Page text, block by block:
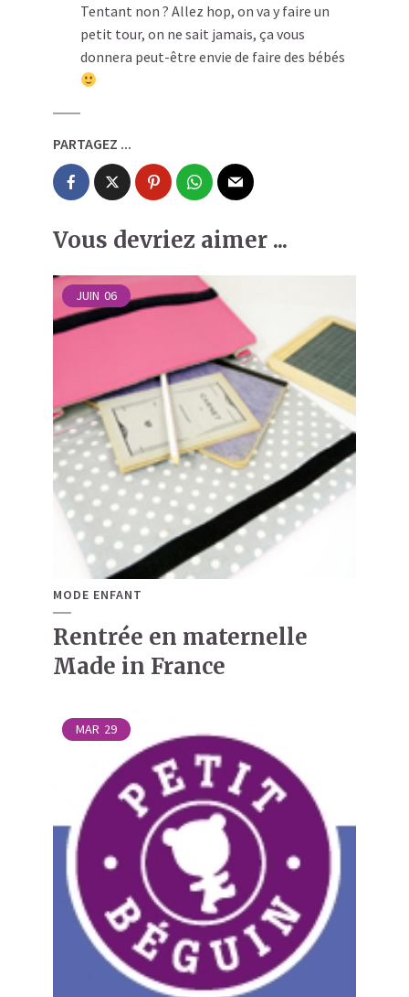
Tentant non ? Allez hop, on va y faire un
petit tour, on ne sait jamais, ça vous
donnera peut-être envie de faire des bébés
PARTAGEZ ...
Vous devriez aimer ...
JUIN 06
MODE ENFANT
Rentrée en maternelle
Made in France
MAR 29